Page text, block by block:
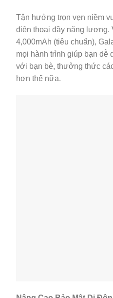
Tận hưởng trọn vẹn niềm
điện thoại đầy năng
4,000mAh (tiêu chuẩn),
mọi hành trình giúp bạn dễ
với bạn bè, thưởng thức
hơn thế nữa.